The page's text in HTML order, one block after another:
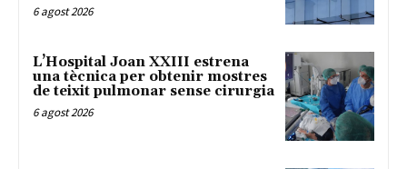
6 agost 2026
L’Hospital Joan XXIII estrena
una tècnica per obtenir mostres
de teixit pulmonar sense cirurgia
6 agost 2026